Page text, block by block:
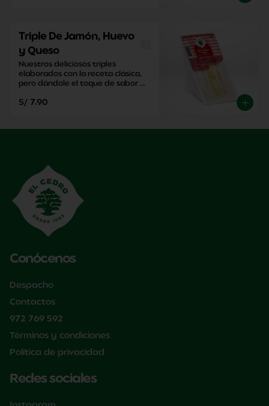
Triple De Jamón, Huevo
y Queso
Nuestros deliciosos triples
elaborados con la receta clásica,
pero dándole el toque de sabor
S/ 7.90
Conócenos
Despacho
Contactos
972 769 592
Términos y condiciones
Política de privacidad
Redes sociales